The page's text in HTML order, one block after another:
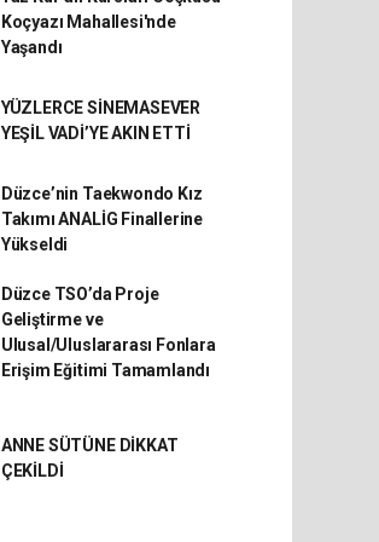
Koçyazı Mahallesi'nde
Yaşandı
YÜZLERCE SİNEMASEVER
YEŞİL VADİ’YE AKIN ETTİ
Düzce’nin Taekwondo Kız
Takımı ANALİG Finallerine
Yükseldi
Düzce TSO’da Proje
Geliştirme ve
Ulusal/Uluslararası Fonlara
Erişim Eğitimi Tamamlandı
ANNE SÜTÜNE DİKKAT
ÇEKİLDİ